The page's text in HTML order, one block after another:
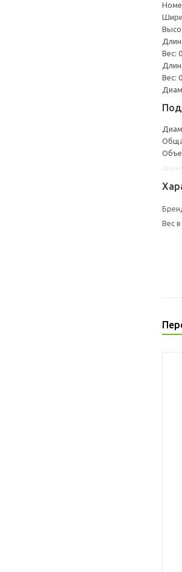
Вес:
Вес:
Вес в